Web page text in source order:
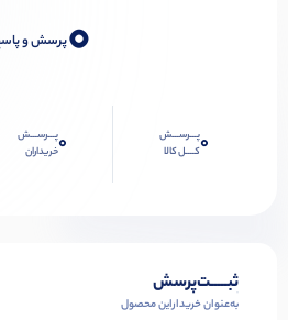
0پرسش و
0پـــرســـش
کــــل کالا
0پـــرســـش
خریداران
ثبـــــت‌پرسش
به‌عنوان ‌خریدار‌این‌ محصول